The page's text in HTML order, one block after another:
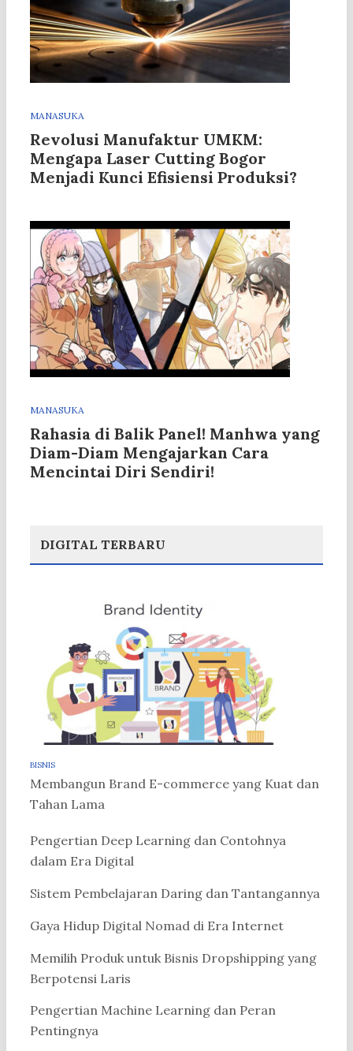
MANASUKA
Revolusi Manufaktur UMKM:
Mengapa Laser Cutting Bogor
Menjadi Kunci Efisiensi Produksi?
MANASUKA
Rahasia di Balik Panel! Manhwa yang
Diam-Diam Mengajarkan Cara
Mencintai Diri Sendiri!
DIGITAL TERBARU
BISNIS
Membangun Brand E-commerce yang Kuat dan
Tahan Lama
Pengertian Deep Learning dan Contohnya
dalam Era Digital
Sistem Pembelajaran Daring dan Tantangannya
Gaya Hidup Digital Nomad di Era Internet
Memilih Produk untuk Bisnis Dropshipping yang
Berpotensi Laris
Pengertian Machine Learning dan Peran
Pentingnya